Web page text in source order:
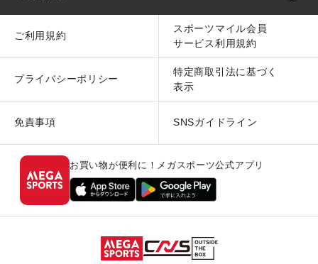
ご利用規約
スポーツマイル会員
サービス利用規約
プライバシーポリシー
特定商取引法に基づく
表示
免責事項 SNSガイドライン
お買い物が便利に！メガスポーツ公式アプリ